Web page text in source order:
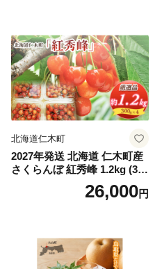
笛吹市 山梨県 フルーツ 果物
ぶどう 葡萄 大粒 シャインマ
スカット おすすめ シャイン
マスカット 贈答 ギフト 産地
笛吹市 シャインマスカット
笛吹 葡萄 国産 ぶどう 人気
国産 1.2kg 先行｜
北海道仁木町
2027年発送 北海道 仁木町産
さくらんぼ 紅秀峰 1.2kg (300
g×4パック) Lサイズ以上 旬
桜桃 産地直送 サクランボ チ
26,000円